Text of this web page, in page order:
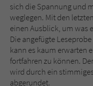
sich die Spannung und
weglegen. Mit den
einen Ausblick, um was
Die angefügte
kann es kaum erwarten
fortfahren zu können.
wird durch ein
abgerundet.